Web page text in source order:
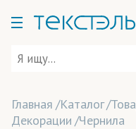
Главная Каталог
Декорации Чернила